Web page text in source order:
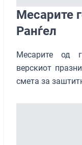
Месарите
Ранѓeл
Месарите од
верскиот
смета за